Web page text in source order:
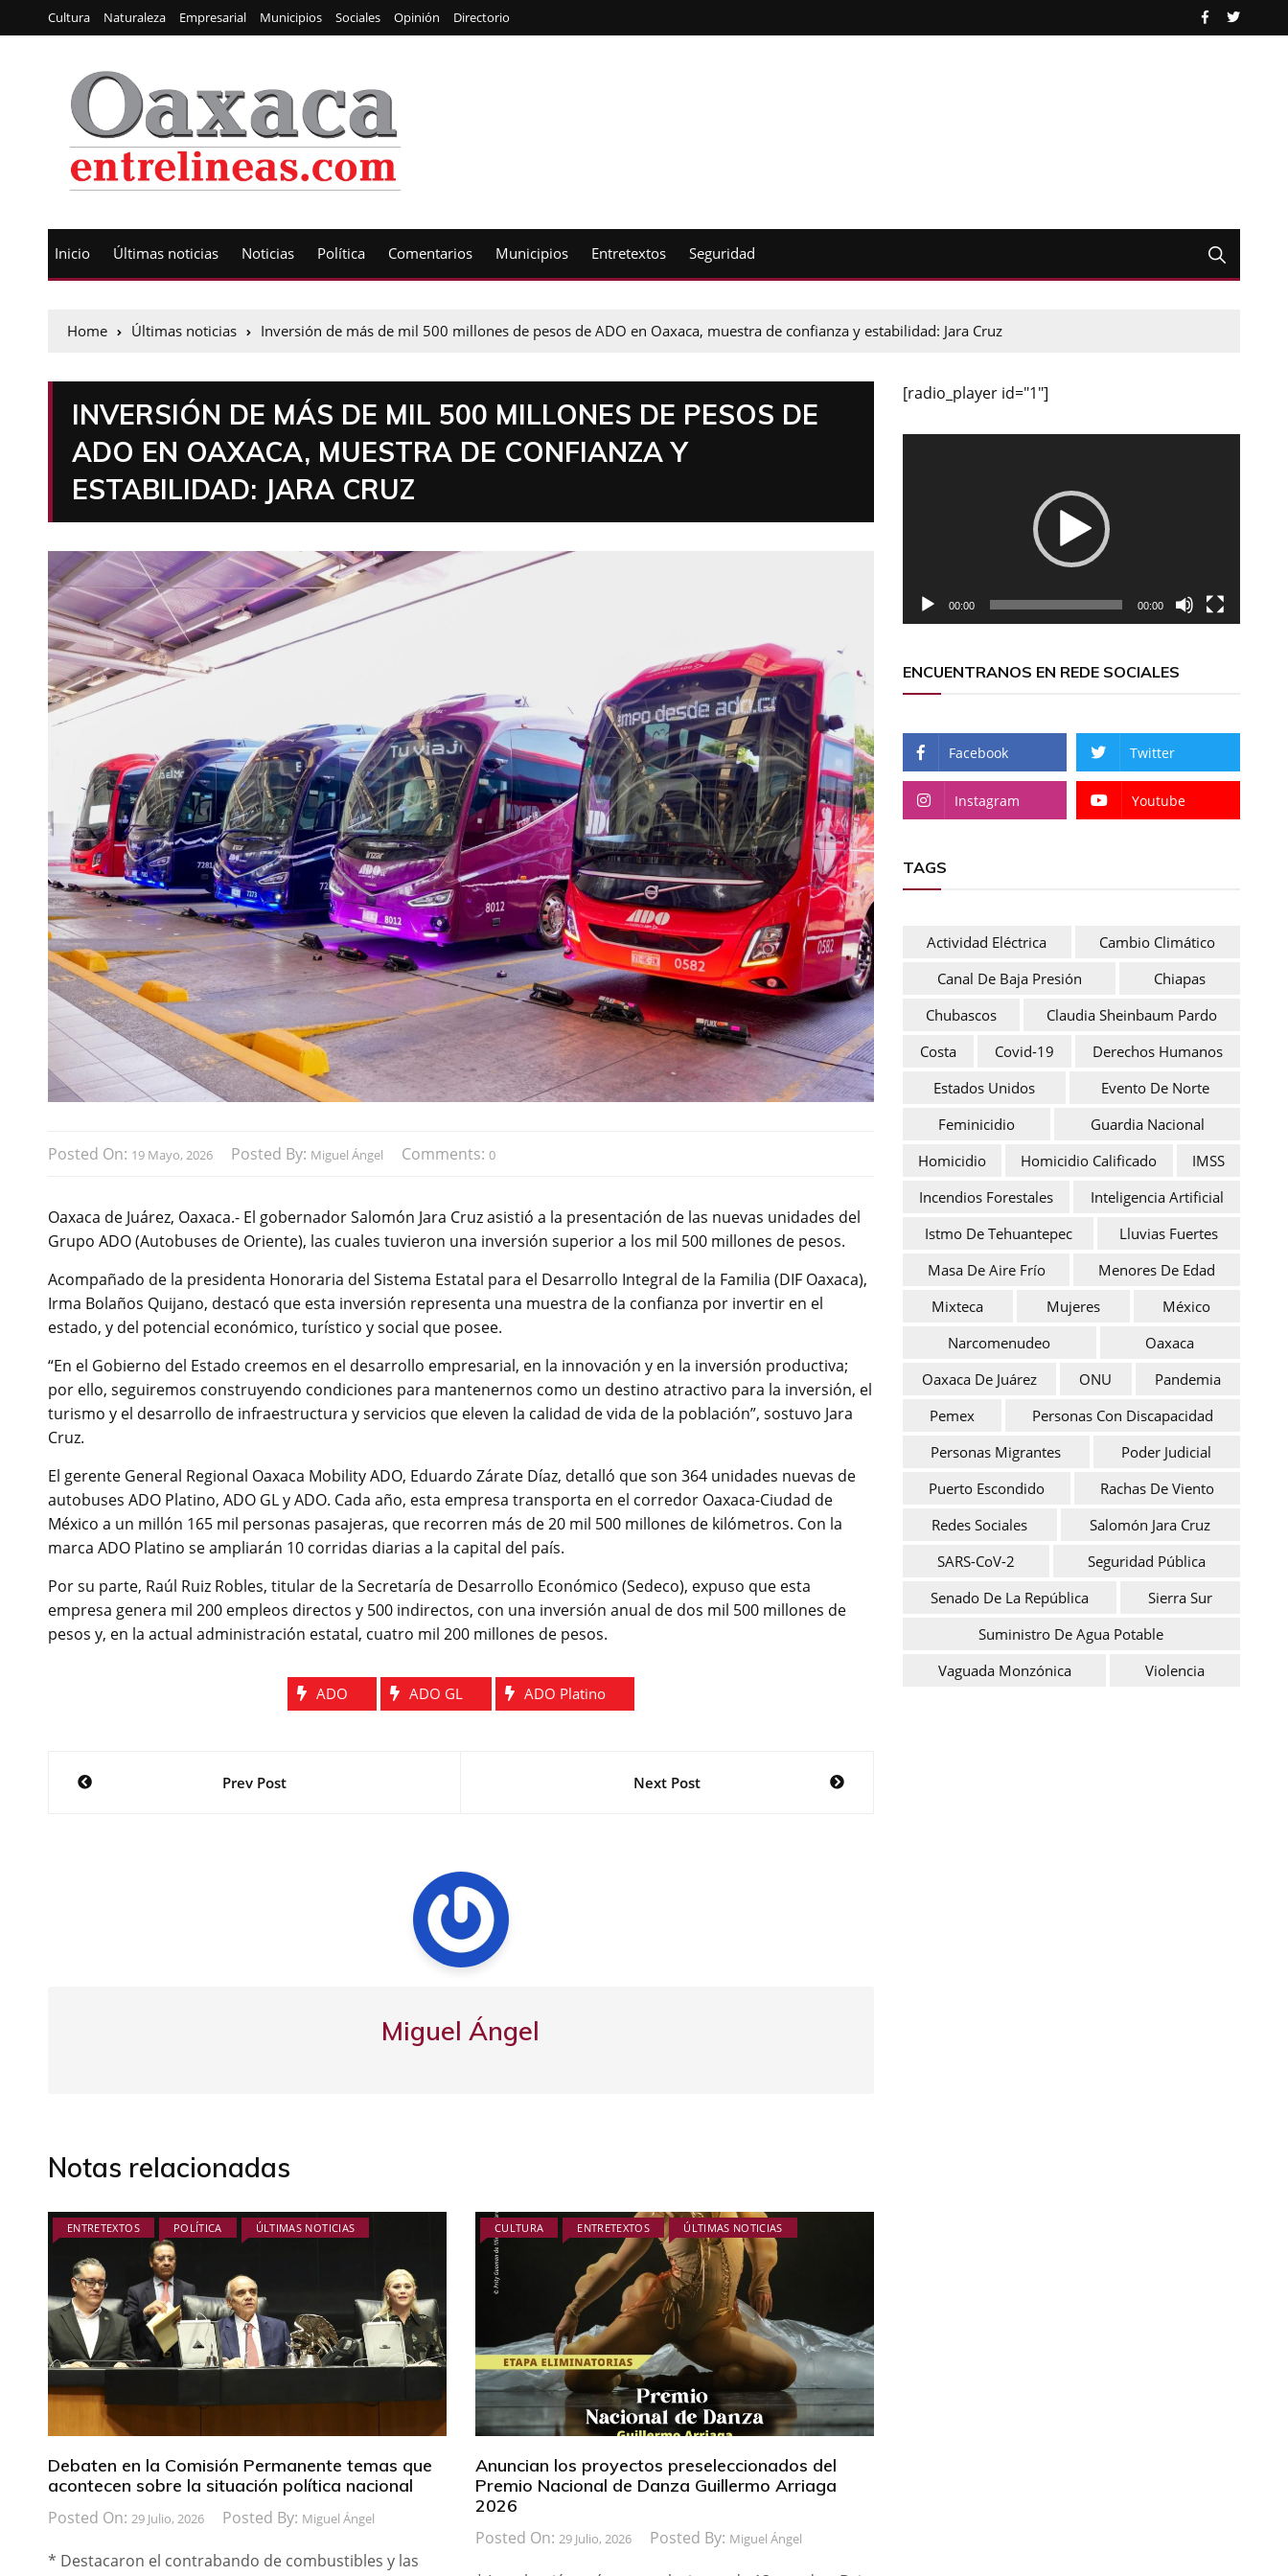
Cultura Naturaleza Empresarial Municipios Sociales Opinión Directorio
Inicio Últimas noticias Noticias Política Comentarios Municipios Entretextos Seguridad
Home Últimas noticias Inversión de más de mil 500 millones de pesos de ADO en Oaxaca, muestra de confianza y estabilidad: Jara Cruz
INVERSIÓN DE MÁS DE MIL 500 MILLONES DE PESOS DE
ADO EN OAXACA, MUESTRA DE CONFIANZA Y
ESTABILIDAD: JARA CRUZ
Posted On: 19 Mayo, 2026 Posted By: Miguel Ángel Comments: 0
Oaxaca de Juárez, Oaxaca.- El gobernador Salomón Jara Cruz asistió a la presentación de las nuevas unidades del
Grupo ADO (Autobuses de Oriente), las cuales tuvieron una inversión superior a los mil 500 millones de pesos.
Acompañado de la presidenta Honoraria del Sistema Estatal para el Desarrollo Integral de la Familia (DIF Oaxaca),
Irma Bolaños Quijano, destacó que esta inversión representa una muestra de la confianza por invertir en el
estado, y del potencial económico, turístico y social que posee.
“En el Gobierno del Estado creemos en el desarrollo empresarial, en la innovación y en la inversión productiva;
por ello, seguiremos construyendo condiciones para mantenernos como un destino atractivo para la inversión, el
turismo y el desarrollo de infraestructura y servicios que eleven la calidad de vida de la población”, sostuvo Jara
Cruz.
El gerente General Regional Oaxaca Mobility ADO, Eduardo Zárate Díaz, detalló que son 364 unidades nuevas de
autobuses ADO Platino, ADO GL y ADO. Cada año, esta empresa transporta en el corredor Oaxaca-Ciudad de
México a un millón 165 mil personas pasajeras, que recorren más de 20 mil 500 millones de kilómetros. Con la
marca ADO Platino se ampliarán 10 corridas diarias a la capital del país.
Por su parte, Raúl Ruiz Robles, titular de la Secretaría de Desarrollo Económico (Sedeco), expuso que esta
empresa genera mil 200 empleos directos y 500 indirectos, con una inversión anual de dos mil 500 millones de
pesos y, en la actual administración estatal, cuatro mil 200 millones de pesos.
ADO ADO GL ADO Platino
NavegaciónPrev Post Next Post
Miguel Ángel
Notas relacionadas
ENTRETEXTOS POLÍTICA ÚLTIMAS NOTICIAS
Debaten en la Comisión Permanente temas que
acontecen sobre la situación política nacional
Posted On: 29 Julio, 2026 Posted By: Miguel Ángel
* Destacaron el contrabando de combustibles y las
CULTURA ENTRETEXTOS ÚLTIMAS NOTICIAS
Anuncian los proyectos preseleccionados del
Premio Nacional de Danza Guillermo Arriaga
2026
Posted On: 29 Julio, 2026 Posted By: Miguel Ángel
[radio_player id="1"]
00:00 00:00
ENCUENTRANOS EN REDE SOCIALES
Facebook Twitter
Instagram Youtube
TAGS
Actividad Eléctrica
Cambio Climático
Canal De Baja Presión
Chiapas
Chubascos
Claudia Sheinbaum Pardo
Costa
Covid-19
Derechos Humanos
Estados Unidos
Evento De Norte
Feminicidio
Guardia Nacional
Homicidio
Homicidio Calificado
IMSS
Incendios Forestales
Inteligencia Artificial
Istmo De Tehuantepec
Lluvias Fuertes
Masa De Aire Frío
Menores De Edad
Mixteca
Mujeres
México
Narcomenudeo
Oaxaca
Oaxaca De Juárez
ONU
Pandemia
Pemex
Personas Con Discapacidad
Personas Migrantes
Poder Judicial
Puerto Escondido
Rachas De Viento
Redes Sociales
Salomón Jara Cruz
SARS-CoV-2
Seguridad Pública
Senado De La República
Sierra Sur
Suministro De Agua Potable
Vaguada Monzónica
Violencia